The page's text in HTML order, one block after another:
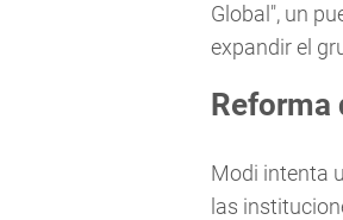
Global", un
expandir el
Reforma
Modi intenta
las